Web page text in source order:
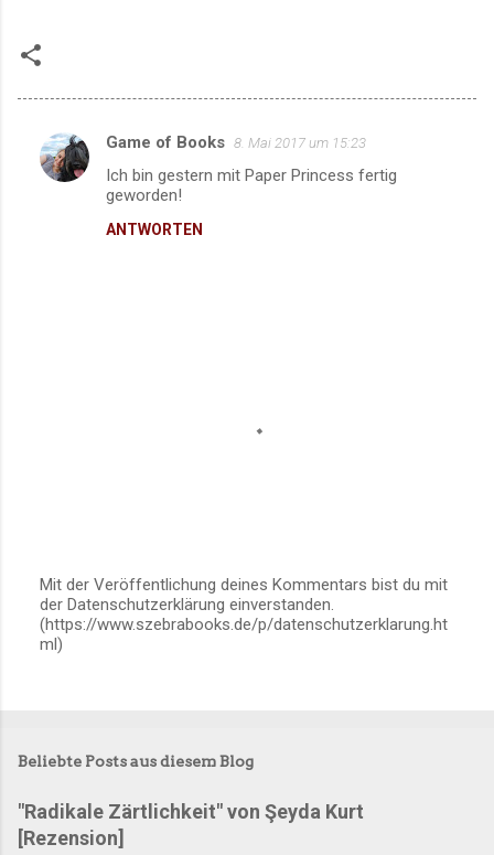
K
o
Game of Books 8. Mai 2017 um 15:23
Ich bin gestern mit Paper Princess fertig
geworden!
ANTWORTEN
K
o
m
r
e
r
ö
Mit der Veröffentlichung deines Kommentars bist du mit
der Datenschutzerklärung einverstanden.
(https://www.szebrabooks.de/p/datenschutzerklarung.ht
ml)
Beliebte Posts aus diesem Blog
"Radikale Zärtlichkeit" von Şeyda Kurt
[Rezension]